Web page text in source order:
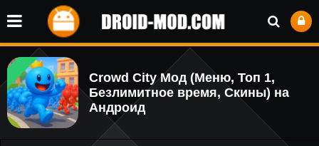
Crowd City Мод (Меню, Топ 1,
Безлимитное время, Скины) на
Андроид